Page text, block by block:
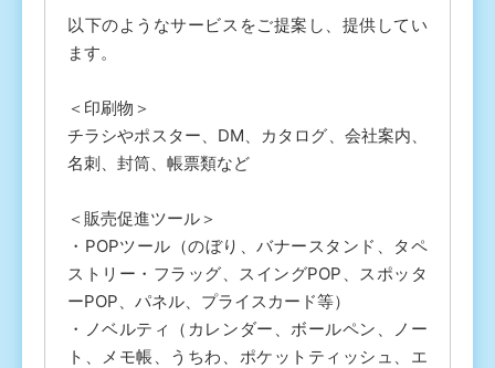
以下のようなサービスをご提案し、提供してい
ます。
＜印刷物＞
チラシやポスター、DM、カタログ、会社案内、
名刺、封筒、帳票類など
＜販売促進ツール＞
・POPツール（のぼり、バナースタンド、タペ
ストリー・フラッグ、スイングPOP、スポッタ
ーPOP、パネル、プライスカード等）
・ノベルティ（カレンダー、ボールペン、ノー
ト、メモ帳、うちわ、ポケットティッシュ、エ